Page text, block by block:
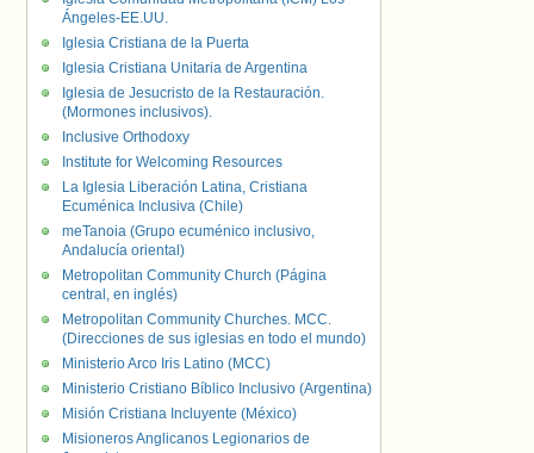
Ángeles-EE.UU.
Iglesia Cristiana de la Puerta
Iglesia Cristiana Unitaria de Argentina
Iglesia de Jesucristo de la Restauración.
(Mormones inclusivos).
Inclusive Orthodoxy
Institute for Welcoming Resources
La Iglesia Liberación Latina, Cristiana
Ecuménica Inclusiva (Chile)
meTanoia (Grupo ecuménico inclusivo,
Andalucía oriental)
Metropolitan Community Church (Página
central, en inglés)
Metropolitan Community Churches. MCC.
(Direcciones de sus iglesias en todo el mundo)
Ministerio Arco Iris Latino (MCC)
Ministerio Cristiano Bíblico Inclusivo (Argentina)
Misión Cristiana Incluyente (México)
Misioneros Anglicanos Legionarios de